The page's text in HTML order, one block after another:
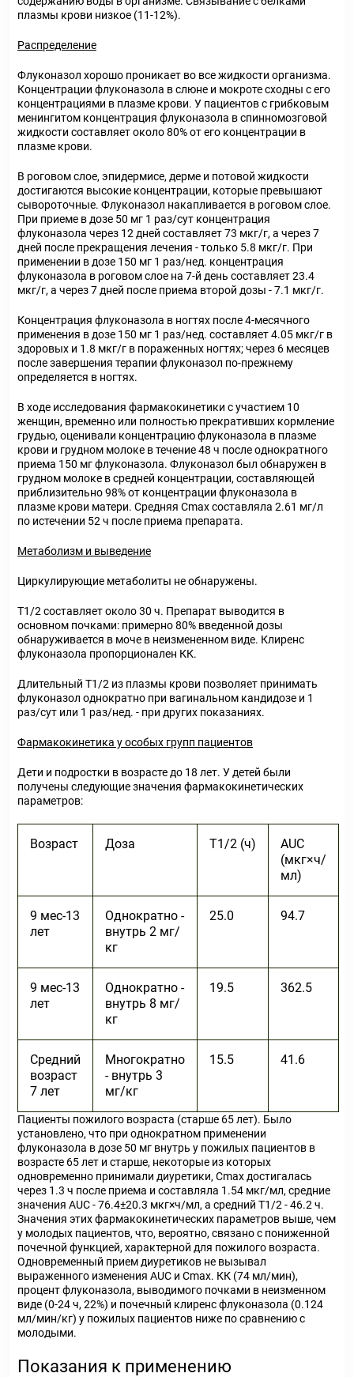
плазмы крови низкое (11-12%).
Распределение
Флуконазол хорошо проникает во все жидкости организма.
Концентрации флуконазола в слюне и мокроте сходны с его
концентрациями в плазме крови. У пациентов с грибковым
менингитом концентрация флуконазола в спинномозговой
жидкости составляет около 80% от его концентрации в
плазме крови.
В роговом слое, эпидермисе, дерме и потовой жидкости
достигаются высокие концентрации, которые превышают
сывороточные. Флуконазол накапливается в роговом слое.
При приеме в дозе 50 мг 1 раз/сут концентрация
флуконазола через 12 дней составляет 73 мкг/г, а через 7
дней после прекращения лечения - только 5.8 мкг/г. При
применении в дозе 150 мг 1 раз/нед. концентрация
флуконазола в роговом слое на 7-й день составляет 23.4
мкг/г, а через 7 дней после приема второй дозы - 7.1 мкг/г.
Концентрация флуконазола в ногтях после 4-месячного
применения в дозе 150 мг 1 раз/нед. составляет 4.05 мкг/г в
здоровых и 1.8 мкг/г в пораженных ногтях; через 6 месяцев
после завершения терапии флуконазол по-прежнему
определяется в ногтях.
В ходе исследования фармакокинетики с участием 10
женщин, временно или полностью прекративших кормление
грудью, оценивали концентрацию флуконазола в плазме
крови и грудном молоке в течение 48 ч после однократного
приема 150 мг флуконазола. Флуконазол был обнаружен в
грудном молоке в средней концентрации, составляющей
приблизительно 98% от концентрации флуконазола в
плазме крови матери. Средняя Cmaxсоставляла 2.61 мг/л
по истечении 52 ч после приема препарата.
Метаболизм и выведение
Циркулирующие метаболиты не обнаружены.
Т1/2 составляет около 30 ч. Препарат выводится в
основном почками: примерно 80% введенной дозы
обнаруживается в моче в неизмененном виде. Клиренс
флуконазола пропорционален КК.
Длительный Т1/2 из плазмы крови позволяет принимать
флуконазол однократно при вагинальном кандидозе и 1
раз/сут или 1 раз/нед. - при других показаниях.
Фармакокинетика у особых групп пациентов
Дети и подростки в возрасте до 18 лет. У детей были
получены следующие значения фармакокинетических
параметров:
Возраст Доза Т1/2 (ч)
AUC
(мкг×ч/
мл)
9 мес-13
лет
Однократно -
внутрь 2 мг/
кг
25.0 94.7
9 мес-13
лет
Однократно -
внутрь 8 мг/
кг
19.5 362.5
Средний
возраст
7 лет
Многократно
- внутрь 3
мг/кг
15.5 41.6
Пациенты пожилого возраста (старше 65 лет). Было
установлено, что при однократном применении
флуконазола в дозе 50 мг внутрь у пожилых пациентов в
возрасте 65 лет и старше, некоторые из которых
одновременно принимали диуретики, Сmax достигалась
через 1.3 ч после приема и составляла 1.54 мкг/мл, средние
значения AUC - 76.4±20.3 мкг×ч/мл, а средний Т1/2 - 46.2 ч.
Значения этих фармакокинетических параметров выше, чем
у молодых пациентов, что, вероятно, связано с пониженной
почечной функцией, характерной для пожилого возраста.
Одновременный прием диуретиков не вызывал
выраженного изменения AUC и Сmax. КК (74 мл/мин),
процент флуконазола, выводимого почками в неизменном
виде (0-24 ч, 22%) и почечный клиренс флуконазола (0.124
мл/мин/кг) у пожилых пациентов ниже по сравнению с
молодыми.
Показания к применению